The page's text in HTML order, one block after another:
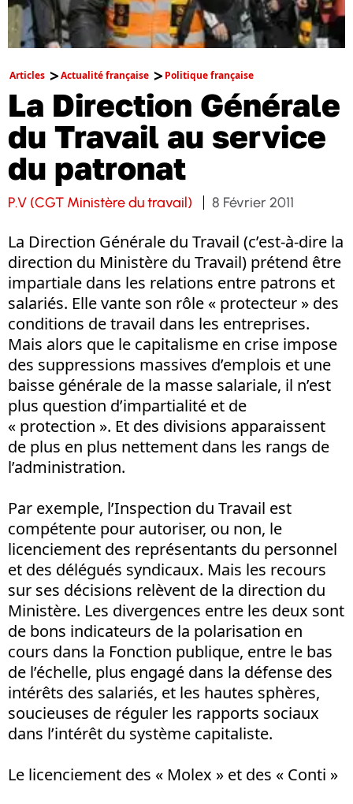
Articles Actualité française Politique française
La Direction Générale
du Travail au service
du patronat
P.V (CGT Ministère du travail) 8 Février 2011
La Direction Générale du Travail (c’est-à-dire la
direction du Ministère du Travail) prétend être
impartiale dans les relations entre patrons et
salariés. Elle vante son rôle « protecteur » des
conditions de travail dans les entreprises.
Mais alors que le capitalisme en crise impose
des suppressions massives d’emplois et une
baisse générale de la masse salariale, il n’est
plus question d’impartialité et de
« protection ». Et des divisions apparaissent
de plus en plus nettement dans les rangs de
l’administration.
Par exemple, l’Inspection du Travail est
compétente pour autoriser, ou non, le
licenciement des représentants du personnel
et des délégués syndicaux. Mais les recours
sur ses décisions relèvent de la direction du
Ministère. Les divergences entre les deux sont
de bons indicateurs de la polarisation en
cours dans la Fonction publique, entre le bas
de l’échelle, plus engagé dans la défense des
intérêts des salariés, et les hautes sphères,
soucieuses de réguler les rapports sociaux
dans l’intérêt du système capitaliste.
Le licenciement des « Molex » et des « Conti »